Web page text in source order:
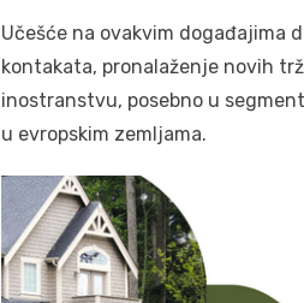
Učešće na ovakvim događajima
kontakata, pronalaženje novih
inostranstvu, posebno u
u evropskim zemljama.